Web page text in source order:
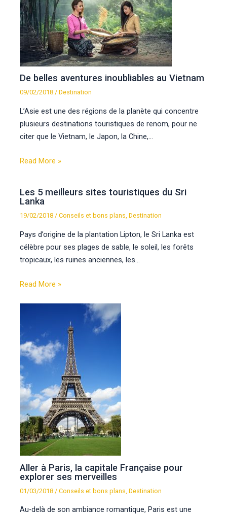
De belles aventures inoubliables au Vietnam
09/02/2018/Destination
L’Asie est une des régions de la planète qui concentre
plusieurs destinations touristiques de renom, pour ne
citer que le Vietnam, le Japon, la Chine,…
Read More »
Les 5 meilleurs sites touristiques du Sri
Lanka
19/02/2018/Conseils et bons plans,Destination
Pays d’origine de la plantation Lipton, le Sri Lanka est
célèbre pour ses plages de sable, le soleil, les forêts
tropicaux, les ruines anciennes, les…
Read More »
Aller à Paris, la capitale Française pour
explorer ses merveilles
01/03/2018 /Conseils et bons plans ,Destination
Au-delà de son ambiance romantique, Paris est une